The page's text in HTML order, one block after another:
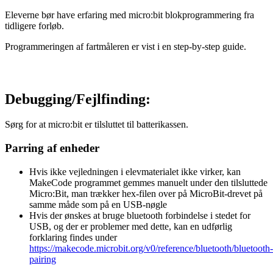
Eleverne bør have erfaring med micro:bit blokprogrammering fra
tidligere forløb.
Programmeringen af fartmåleren er vist i en step-by-step guide.
Debugging/Fejlfinding:
Sørg for at micro:bit er tilsluttet til batterikassen.
Parring af enheder
Hvis ikke vejledningen i elevmaterialet ikke virker, kan
MakeCode programmet gemmes manuelt under den tilsluttede
Micro:Bit, man trækker hex-filen over på MicroBit-drevet på
samme måde som på en USB-nøgle
Hvis der ønskes at bruge bluetooth forbindelse i stedet for
USB, og der er problemer med dette, kan en udførlig
forklaring findes under
https://makecode.microbit.org/v0/reference/bluetooth/bluetooth-
pairing